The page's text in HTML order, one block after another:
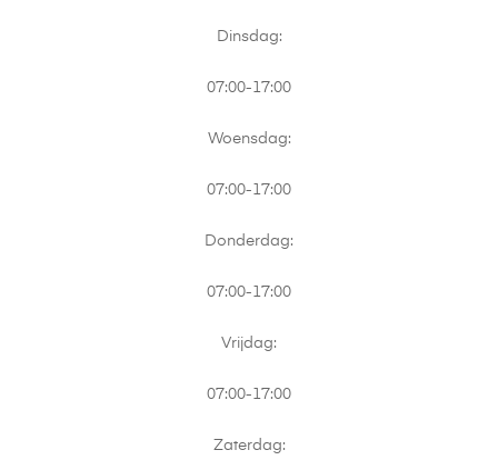
Dinsdag:
07:00-17:00
Woensdag:
07:00-17:00
Donderdag:
07:00-17:00
Vrijdag:
07:00-17:00
Zaterdag: